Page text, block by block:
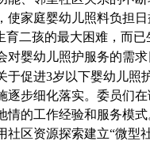
使家庭婴幼儿照料负担
育二孩的最大困难，而
对婴幼儿照护服务的需
于促进3岁以下婴幼儿照
逐步细化落实。委员们
情的工作经验和服务模
社区资源探索建立“微型